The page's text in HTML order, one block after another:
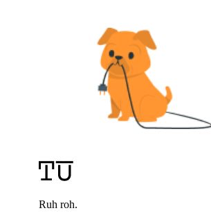
Ruh roh.